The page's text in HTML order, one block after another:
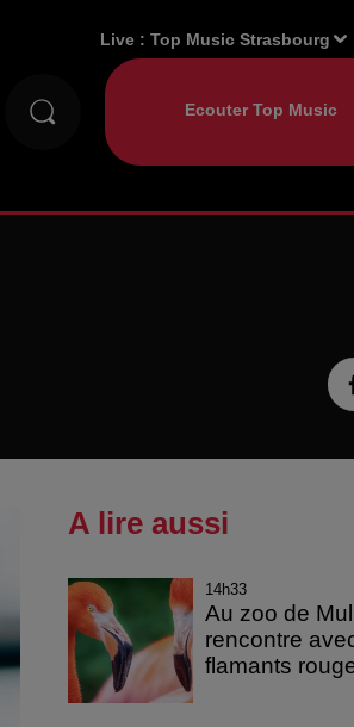
Live :Top Music Strasbourg
A lire aussi
14h33
Au zoo de
rencontre
flamants